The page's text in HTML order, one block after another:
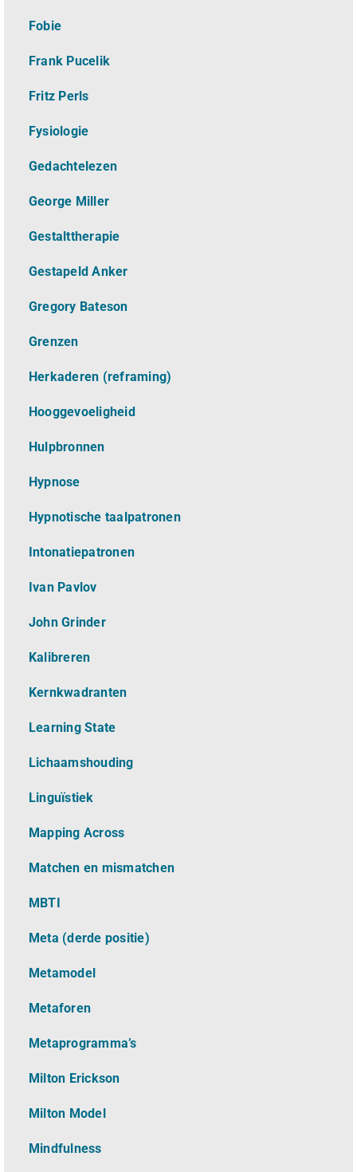
Fobie
Frank Pucelik
Fritz Perls
Fysiologie
Gedachtelezen
George Miller
Gestalttherapie
Gestapeld Anker
Gregory Bateson
Grenzen
Herkaderen (reframing)
Hooggevoeligheid
Hulpbronnen
Hypnose
Hypnotische taalpatronen
Intonatiepatronen
Ivan Pavlov
John Grinder
Kalibreren
Kernkwadranten
Learning State
Lichaamshouding
Linguïstiek
Mapping Across
Matchen en mismatchen
MBTI
Meta (derde positie)
Metamodel
Metaforen
Metaprogramma’s
Milton Erickson
Milton Model
Mindfulness